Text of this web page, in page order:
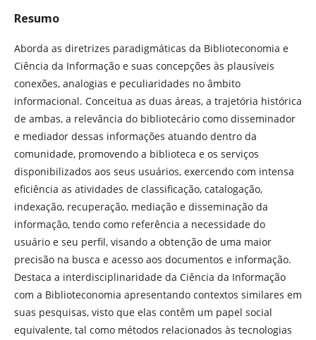
Resumo
Aborda as diretrizes paradigmáticas da Biblioteconomia e
Ciência da Informação e suas concepções às plausíveis
conexões, analogias e peculiaridades no âmbito
informacional. Conceitua as duas áreas, a trajetória histórica
de ambas, a relevância do bibliotecário como disseminador
e mediador dessas informações atuando dentro da
comunidade, promovendo a biblioteca e os serviços
disponibilizados aos seus usuários, exercendo com intensa
eficiência as atividades de classificação, catalogação,
indexação, recuperação, mediação e disseminação da
informação, tendo como referência a necessidade do
usuário e seu perfil, visando a obtenção de uma maior
precisão na busca e acesso aos documentos e informação.
Destaca a interdisciplinaridade da Ciência da Informação
com a Biblioteconomia apresentando contextos similares em
suas pesquisas, visto que elas contêm um papel social
equivalente, tal como métodos relacionados às tecnologias